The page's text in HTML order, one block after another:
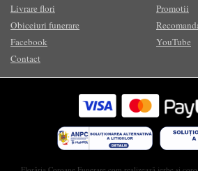
Livrare flori
Promotii
Obiceiuri funerare
Facebook
YouTube
Contact